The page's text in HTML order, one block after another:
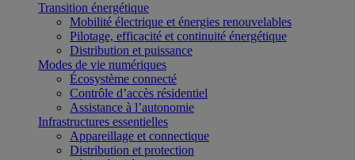
Transition énergétique
Mobilité électrique et énergies renouvelables
Pilotage, efficacité et continuité énergétique
Distribution et puissance
Modes de vie numériques
Écosystème connecté
Contrôle d’accès résidentiel
Assistance à l’autonomie
Infrastructures essentielles
Appareillage et connectique
Distribution et protection